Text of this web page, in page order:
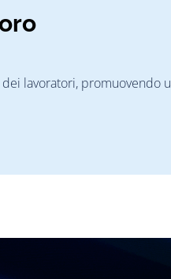
lavoratori, promuovendo